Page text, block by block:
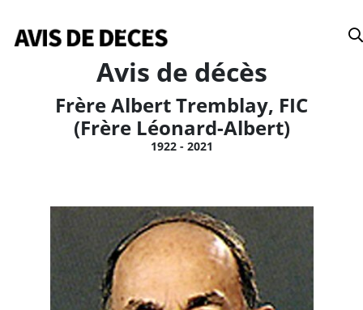
Anniversaires
Remerciements
Le Soleil
Le Droit
Avis de décès
Frère Albert Tremblay, FIC
(Frère Léonard-Albert)
1922 - 2021